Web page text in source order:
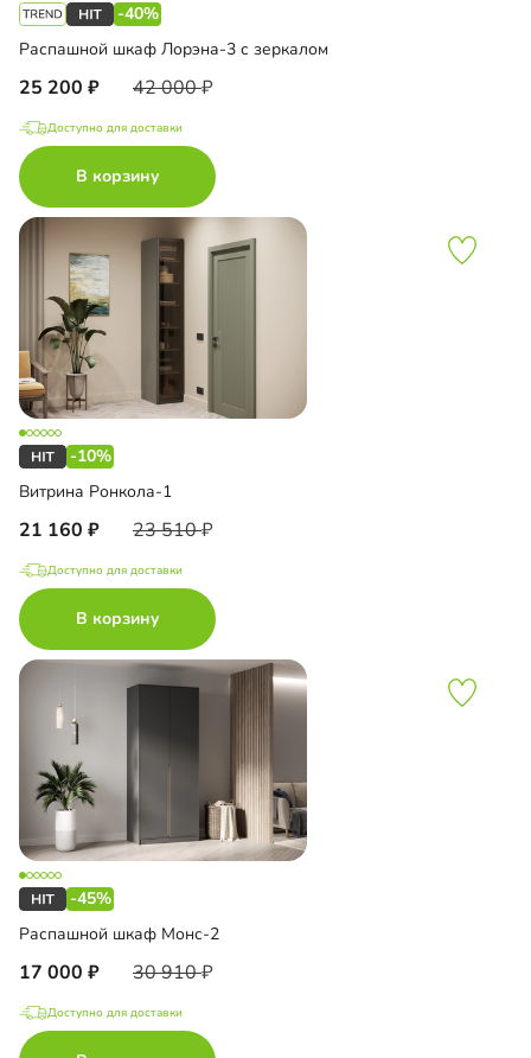
-40%
Распашной шкаф Лорэна-3 с зеркалом
25 200 42 000
Доступно для доставки
В корзину
-10%
Витрина Ронкола-1
21 160 23 510
Доступно для доставки
В корзину
-45%
Распашной шкаф Монс-2
17 000 30 910
Доступно для доставки